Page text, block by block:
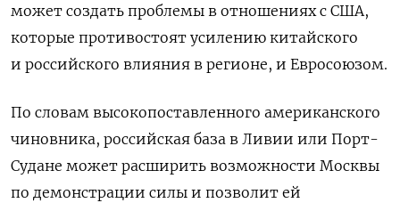
может создать проблемы в отношениях с США,
которые противостоят усилению китайского
и российского влияния в регионе, и Евросоюзом.
По словам высокопоставленного американского
чиновника, российская база в Ливии или Порт-
Судане может расширить возможности Москвы
по демонстрации силы и позволит ей